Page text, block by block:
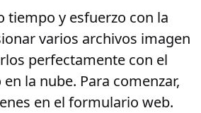
tiempo y esfuerzo con la
varios archivos imagen
perfectamente con el
la nube. Para comenzar,
en el formulario web.